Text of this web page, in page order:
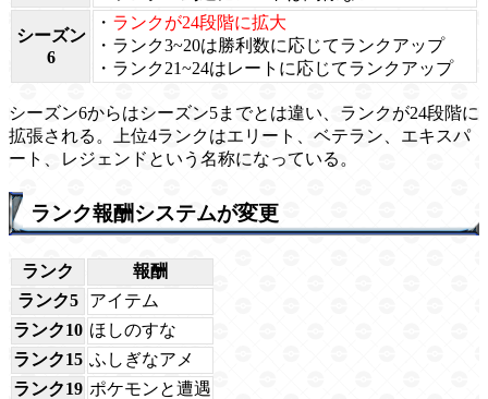
シーズン
6
・ ランクが24段階に拡大
・ランク3~20は勝利数に応じてランクアップ
・ランク21~24はレートに応じてランクアップ
シーズン6からはシーズン5までとは違い、ランクが24段階に
拡張される。上位4ランクはエリート、ベテラン、エキスパ
ート、レジェンドという名称になっている。
ランク報酬システムが変更
ランク
報酬
ランク5
アイテム
ランク10 ほしのすな
ランク15 ふしぎなアメ
ランク19 ポケモンと遭遇